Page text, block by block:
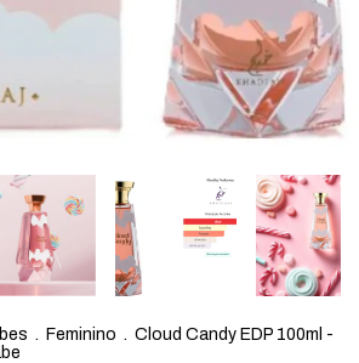
. Feminino . Cloud Candy EDP 100ml -